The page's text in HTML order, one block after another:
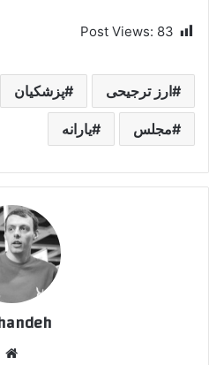
Post Views: 83
ارز ترجیحی پزشکیان
مجلس یارانه